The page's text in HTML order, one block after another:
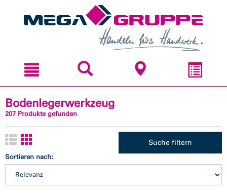
Bodenlegerwerkzeug
207 Produkte gefunden
Suche filtern
Sortieren nach: